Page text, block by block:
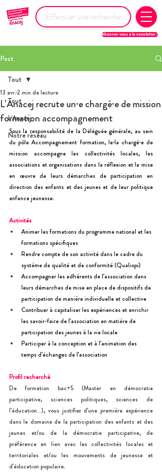
Abonnez-vous à la newsletter !
Post
Tout
L'Anacej
Notre réseau
Tout
L’Anacej recrute un·e chargé·e de mission
formation accompagnement
13 avr.2 min de lecture
Sous la responsabilité de la Déléguée générale, au sein
du pôle Accompagnement formation, le·la chargé·e de
mission accompagne les collectivités locales, les
associations et organisations dans la réflexion et la mise
en œuvre de leurs démarches de participation en
direction des enfants et des jeunes et de leur politique
enfance jeunesse.
Activités
Animer les formations du programme national et les
formations spécifiques
Rendre compte de son activité dans le cadre du
système de qualité et de conformité (Qualiopi)
Accompagner les adhérents de l’association dans
leurs démarches de mise en place de dispositifs de
participation de manière individuelle et collective
Contribuer à capitaliser les expériences et enrichir
les savoir-faire de l’association en matière de
participation des jeunes à la vie locale
Participer à la conception et à l’animation des
temps d’échanges de l’association
Profil recherché
De formation bac+5 (Master en démocratie
participative, sciences politiques, sciences de
l’éducation…), vous justifiez d’une première expérience
dans le domaine de la participation des enfants et des
jeunes et/ou de la démocratie participative, de
préférence en lien avec les collectivités locales et
territoriales et/ou les mouvements de jeunesse et
d’éducation populaire.